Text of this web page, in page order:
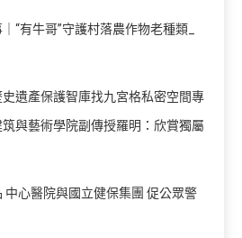
“有牛哥”守護村落農作物老種類_
史遺產保護智庫找九宮格私密空間專
與藝術學院副傳授羅明：欣賞獨屬
中心醫院與國立健保集團 促公眾警